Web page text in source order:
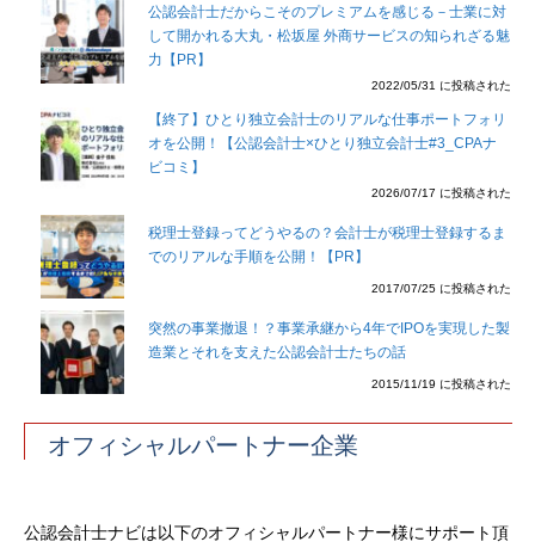
公認会計士だからこそのプレミアムを感じる－士業に対
して開かれる大丸・松坂屋 外商サービスの知られざる魅
力【PR】
2022/05/31 に投稿された
【終了】ひとり独立会計士のリアルな仕事ポートフォリ
オを公開！【公認会計士×ひとり独立会計士#3_CPAナ
ビコミ】
2026/07/17 に投稿された
税理士登録ってどうやるの？会計士が税理士登録するま
でのリアルな手順を公開！【PR】
2017/07/25 に投稿された
突然の事業撤退！？事業承継から4年でIPOを実現した製
造業とそれを支えた公認会計士たちの話
2015/11/19 に投稿された
オフィシャルパートナー企業
公認会計士ナビは以下のオフィシャルパートナー様にサポート頂